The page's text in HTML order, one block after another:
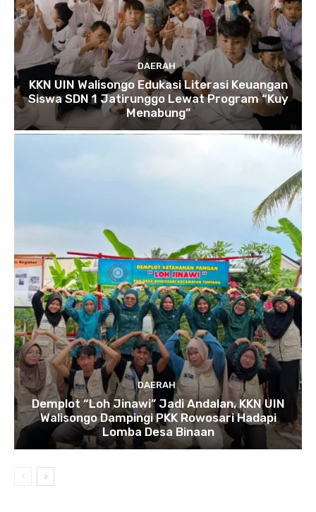
DAERAH
KKN UIN Walisongo Edukasi Literasi Keuangan
Siswa SDN 1 Jatirunggo Lewat Program “Kuy
Menabung”
DAERAH
Demplot “Loh Jinawi” Jadi Andalan, KKN UIN
Walisongo Dampingi PKK Rowosari Hadapi
Lomba Desa Binaan